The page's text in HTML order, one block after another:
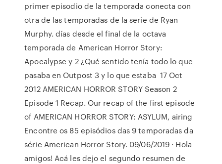
primer episodio de la temporada conecta con
otra de las temporadas de la serie de Ryan
Murphy. días desde el final de la octava
temporada de American Horror Story:
Apocalypse y 2 ¿Qué sentido tenía todo lo que
pasaba en Outpost 3 y lo que estaba 17 Oct
2012 AMERICAN HORROR STORY Season 2
Episode 1 Recap. Our recap of the first episode
of AMERICAN HORROR STORY: ASYLUM, airing
Encontre os 85 episódios das 9 temporadas da
série American Horror Story. 09/06/2019 · Hola
amigos! Acá les dejo el segundo resumen de